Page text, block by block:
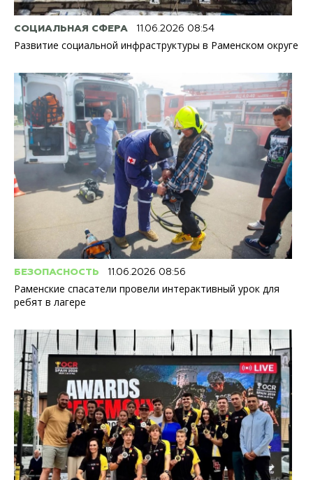
СОЦИАЛЬНАЯ СФЕРА 11.06.2026 08:54
Развитие социальной инфраструктуры в Раменском округе
БЕЗОПАСНОСТЬ 11.06.2026 08:56
Раменские спасатели провели интерактивный урок для
ребят в лагере